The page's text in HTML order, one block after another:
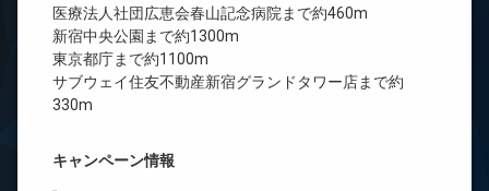
医療法人社団広恵会春山記念病院まで約460m
新宿中央公園まで約1300m
東京都庁まで約1100m
サブウェイ住友不動産新宿グランドタワー店まで約
330m
キャンペーン情報